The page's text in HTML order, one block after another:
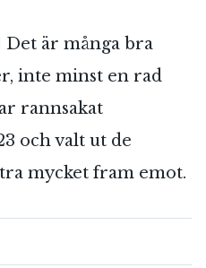
är många bra
inte minst en rad
rannsakat
och valt ut de
mycket fram emot.